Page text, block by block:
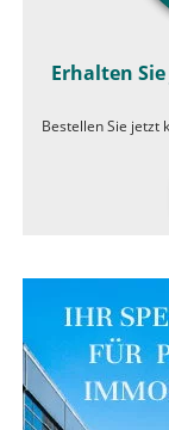
Erhalten
Bestellen Sie jetzt